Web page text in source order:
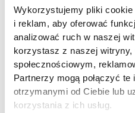
Wykorzystujemy pliki
i reklam, aby oferować
analizować ruch w naszej
korzystasz z naszej witryny,
społecznościowym,
Partnerzy mogą połączyć
otrzymanymi od Ciebie lub
korzystania z ich usług.
Szerokość produktu
Wsparcie 8k
Wersja OpenCL
Wersja OpenGL